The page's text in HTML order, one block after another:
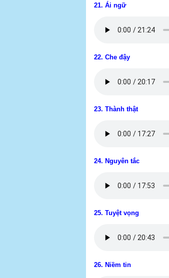
21. Ái ngữ
22. Che đậy
23. Thành thật
24. Nguyên tắc
25. Tuyệt vọng
26. Niềm tin